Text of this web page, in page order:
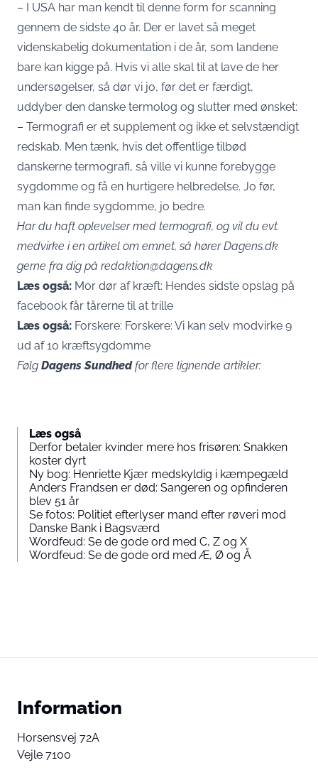
– I USA har man kendt til denne form for scanning
gennem de sidste 40 år. Der er lavet så meget
videnskabelig dokumentation i de år, som landene
bare kan kigge på. Hvis vi alle skal til at lave de her
undersøgelser, så dør vi jo, før det er færdigt,
uddyber den danske termolog og slutter med ønsket:
– Termografi er et supplement og ikke et selvstændigt
redskab. Men tænk, hvis det offentlige tilbød
danskerne termografi, så ville vi kunne forebygge
sygdomme og få en hurtigere helbredelse. Jo før,
man kan finde sygdomme, jo bedre.
Har du haft oplevelser med termografi, og vil du evt.
medvirke i en artikel om emnet, så hører Dagens.dk
gerne fra dig på redaktion@dagens.dk
Læs også: Mor dør af kræft: Hendes sidste opslag på
facebook får tårerne til at trille
Læs også: Forskere: Forskere: Vi kan selv modvirke 9
ud af 10 kræftsygdomme
Følg Dagens Sundhedfor flere lignende artikler:
Læs også
Derfor betaler kvinder mere hos frisøren: Snakken
koster dyrt
Ny bog: Henriette Kjær medskyldig i kæmpegæld
Anders Frandsen er død: Sangeren og opfinderen
blev 51 år
Se fotos: Politiet efterlyser mand efter røveri mod
Danske Bank i Bagsværd
Wordfeud: Se de gode ord med C, Z og X
Wordfeud: Se de gode ord med Æ, Ø og Å
Information
Horsensvej 72A
Vejle 7100